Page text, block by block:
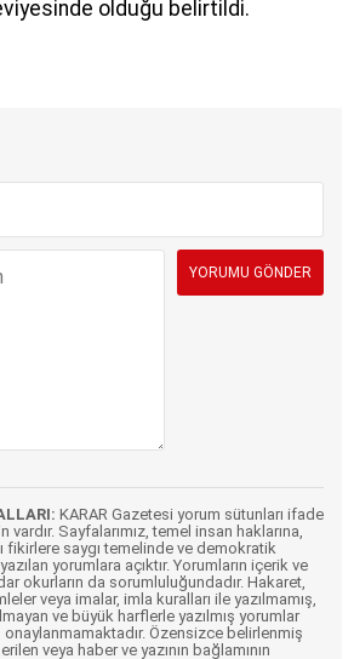
olduğu belirtildi.
KARAR Gazetesi yorum sütunları ifade
vardır. Sayfalarımız, temel insan haklarına,
fikirlere saygı temelinde ve demokratik
yorumlara açıktır. Yorumların içerik ve
okurların da sorumluluğundadır. Hakaret,
veya imalar, imla kuralları ile yazılmamış,
ve büyük harflerle yazılmış yorumlar
onaylanmamaktadır. Özensizce belirlenmiş
veya haber ve yazının bağlamının